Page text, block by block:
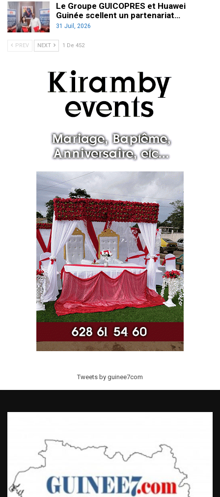
Le Groupe GUICOPRES et Huawei
Guinée scellent un partenariat…
31 Juil, 2026
PREV NEXT 1 De 452
Tweets by guinee7com